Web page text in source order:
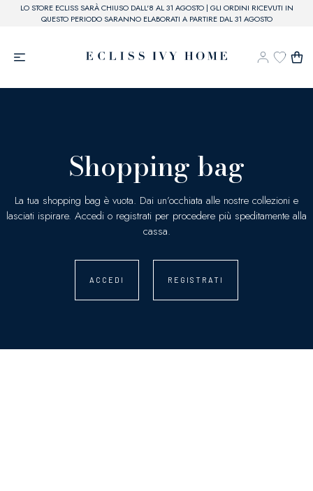
LO STORE ECLISS SARÀ CHIUSO DALL'8 AL 31 AGOSTO | GLI ORDINI RICEVUTI IN
QUESTO PERIODO SARANNO ELABORATI A PARTIRE DAL 31 AGOSTO
Shopping bag
La tua shopping bag è vuota. Dai un’occhiata alle nostre collezioni e
lasciati ispirare. Accedi o registrati per procedere più speditamente alla
cassa.
ACCEDI REGISTRATI